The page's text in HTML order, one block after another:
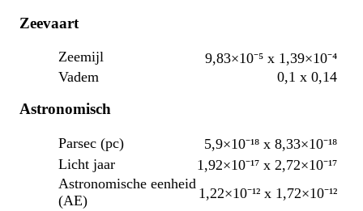
Zeevaart
Zeemijl
9,83×10⁻⁵ x 1,39×10⁻⁴
Vadem
0,1 x 0,14
Astronomisch
Parsec (pc)
5,9×10⁻¹⁸ x 8,33×10⁻¹⁸
Licht jaar
1,92×10⁻¹⁷ x 2,72×10⁻¹⁷
Astronomische eenheid
(AE)
1,22×10⁻¹² x 1,72×10⁻¹²